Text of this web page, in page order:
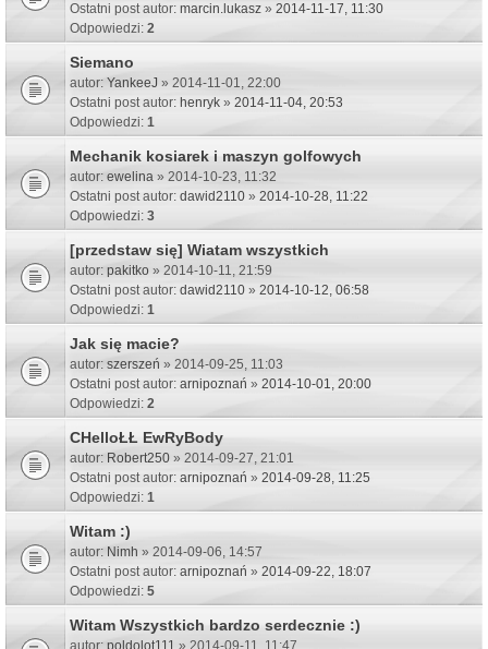
Ostatni post autor: marcin.lukasz » 2014-11-17, 11:30
Odpowiedzi: 2
Siemano
autor: YankeeJ » 2014-11-01, 22:00
Ostatni post autor: henryk » 2014-11-04, 20:53
Odpowiedzi: 1
Mechanik kosiarek i maszyn golfowych
autor: ewelina » 2014-10-23, 11:32
Ostatni post autor: dawid2110 » 2014-10-28, 11:22
Odpowiedzi: 3
[przedstaw się] Wiatam wszystkich
autor: pakitko » 2014-10-11, 21:59
Ostatni post autor: dawid2110 » 2014-10-12, 06:58
Odpowiedzi: 1
Jak się macie?
autor: szerszeń » 2014-09-25, 11:03
Ostatni post autor: arnipoznań » 2014-10-01, 20:00
Odpowiedzi: 2
CHelloŁŁ EwRyBody
autor: Robert250 » 2014-09-27, 21:01
Ostatni post autor: arnipoznań » 2014-09-28, 11:25
Odpowiedzi: 1
Witam :)
autor: Nimh » 2014-09-06, 14:57
Ostatni post autor: arnipoznań » 2014-09-22, 18:07
Odpowiedzi: 5
Witam Wszystkich bardzo serdecznie :)
autor: poldolot111 » 2014-09-11, 11:47